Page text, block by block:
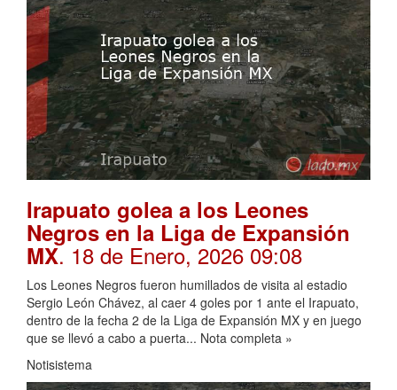
Irapuato golea a los Leones
Negros en la Liga de Expansión
MX. 18 de Enero, 2026 09:08
Los Leones Negros fueron humillados de visita al estadio
Sergio León Chávez, al caer 4 goles por 1 ante el Irapuato,
dentro de la fecha 2 de la Liga de Expansión MX y en juego
que se llevó a cabo a puerta... Nota completa »
Notisistema